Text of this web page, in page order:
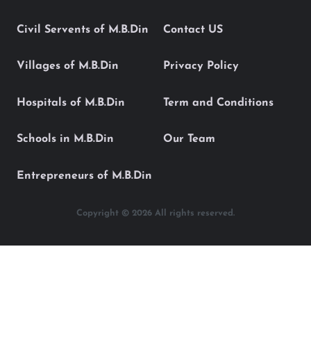
Civil Servents of M.B.Din
Villages of M.B.Din
Hospitals of M.B.Din
Schools in M.B.Din
Entrepreneurs of M.B.Din
Contact US
Privacy Policy
Term and Conditions
Our Team
Copyright © 2026 All rights reserved.